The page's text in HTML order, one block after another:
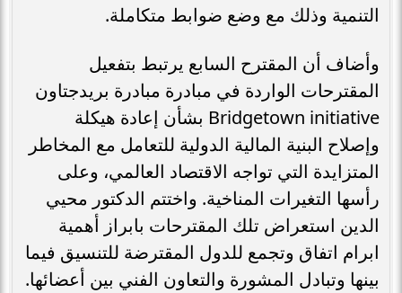
التنمية وذلك مع وضع ضوابط متكاملة.
وأضاف أن المقترح السابع يرتبط بتفعيل
المقترحات الواردة في مبادرة مبادرة بريدجتاون
Bridgetown initiative بشأن إعادة هيكلة
وإصلاح البنية المالية الدولية للتعامل مع المخاطر
المتزايدة التي تواجه الاقتصاد العالمي، وعلى
رأسها التغيرات المناخية. واختتم الدكتور محيي
الدين استعراض تلك المقترحات بابراز أهمية
ابرام اتفاق وتجمع للدول المقترضة للتنسيق فيما
بينها وتبادل المشورة والتعاون الفني بين أعضائها.